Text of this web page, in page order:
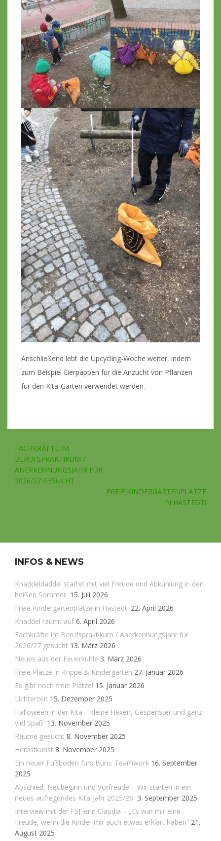
Anschließend lebt die Upcycling-Woche weiter, indem
zum Beispiel Eierpappen für die Anzucht von Pflanzen
für den Kita-Garten verwendet werden.
Beitragsnavigation
FACHKRÄFTE IM
BERUFSPRAKTIKUM /
ANERKENNUNGSJAHR FÜR
2026/27 GESUCHT
FREIE KINDERGARTENPLÄTZE
IN HASTEDT!
INFOS & NEWS
Knaddeldaddel startet mit viel Freude und Abkühlung in den
heißen Sommer 15. Juli 2026
Freie Kindergartenplätze in Hastedt! 22. April 2026
Knaddel räumt auf 6. April 2026
Fachkräfte im Berufspraktikum / Anerkennungsjahr für
2026/27 gesucht 13. März 2026
Neues aus der Feuerkuhle 3. März 2026
Freie Plätze in Krippe & Kindergarten 27. Januar 2026
Es gibt noch freie Plätze! 15. Januar 2026
Lichterzeit 15. Dezember 2025
Halloween in der Kita – kleine Hexen, Gespenster und ganz
viel Spaß! 13. November 2025
Räume gesucht 8. November 2025
Herbstkunst 8. November 2025
Ein neuer Fußboden fürs Büro: Teamwork 16. September
2025
Abschied, Neubeginn und Vorfreude – Wir starten in ein
neues aufregendes Kita-Jahr 2025/26 3. September 2025
Interview mit der FSJ´lerin Claudia – „Es war mir eine
Freude, wenn die Kinder mir auch etwas erklärt haben“ 21.
August 2025